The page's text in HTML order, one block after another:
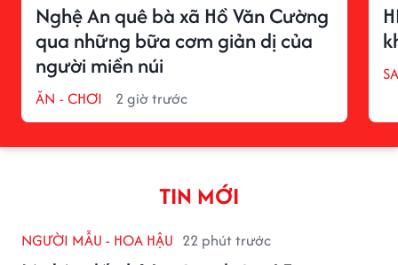
Nghệ An quê bà xã Hồ Văn Cường
qua những bữa cơm giản dị của
người miền núi
ĂN - CHƠI 2 giờ trước
TIN MỚI
NGƯỜI MẪU - HOA HẬU 22 phút trước